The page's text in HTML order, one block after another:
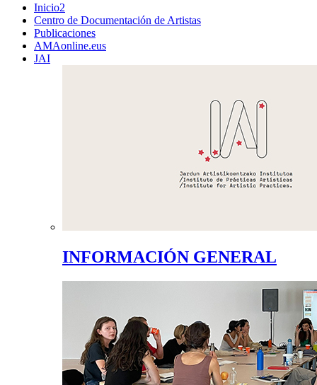
Inicio2
Centro de Documentación de Artistas
Publicaciones
AMAonline.eus
JAI
INFORMACIÓN GENERAL